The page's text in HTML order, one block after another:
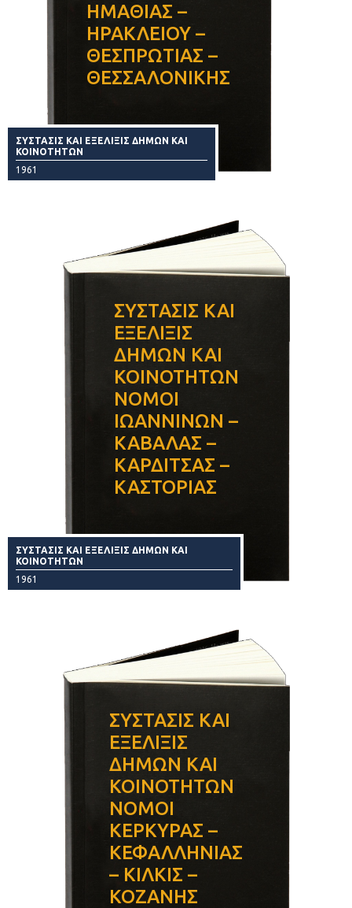
ΣΥΣΤΑΣΙΣ ΚΑΙ ΕΞΕΛΙΞΙΣ ΔΗΜΩΝ ΚΑΙ
ΚΟΙΝΟΤΗΤΩΝ
1961
ΗΜΑΘΙΑΣ –
ΗΡΑΚΛΕΙΟΥ –
ΘΕΣΠΡΩΤΙΑΣ –
ΘΕΣΣΑΛΟΝΙΚΗΣ
ΣΥΣΤΑΣΙΣ ΚΑΙ ΕΞΕΛΙΞΙΣ ΔΗΜΩΝ ΚΑΙ
ΚΟΙΝΟΤΗΤΩΝ
1961
ΣΥΣΤΑΣΙΣ ΚΑΙ
ΕΞΕΛΙΞΙΣ
ΔΗΜΩΝ ΚΑΙ
ΚΟΙΝΟΤΗΤΩΝ
ΝΟΜΟΙ
ΙΩΑΝΝΙΝΩΝ –
ΚΑΒΑΛΑΣ –
ΚΑΡΔΙΤΣΑΣ –
ΚΑΣΤΟΡΙΑΣ
ΣΥΣΤΑΣΙΣ ΚΑΙ
ΕΞΕΛΙΞΙΣ
ΔΗΜΩΝ ΚΑΙ
ΚΟΙΝΟΤΗΤΩΝ
ΝΟΜΟΙ
ΚΕΡΚΥΡΑΣ –
ΚΕΦΑΛΛΗΝΙΑΣ
– ΚΙΛΚΙΣ –
ΚΟΖΑΝΗΣ